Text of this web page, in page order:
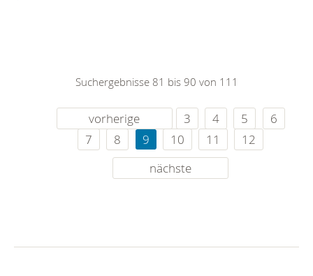
Suchergebnisse 81 bis 90 von 111
vorherige 3 4 5
6
7
8 9 10 11
12
nächste